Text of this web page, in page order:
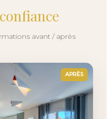
confiance
avant / après
APRÈS